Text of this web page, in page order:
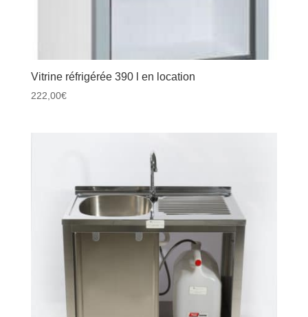
Vitrine réfrigérée 390 l en location
222,00€